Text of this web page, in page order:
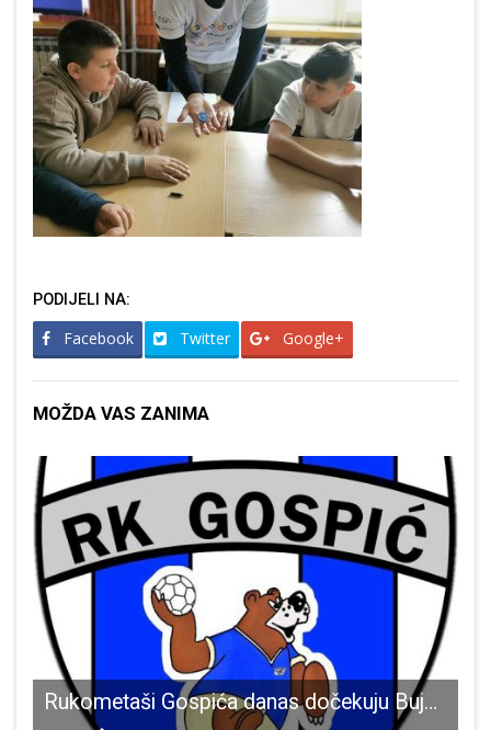
PODIJELI NA:
Facebook Twitter Google+
MOŽDA VAS ZANIMA
Rukometaši Gospića danas dočekuju Buje 53